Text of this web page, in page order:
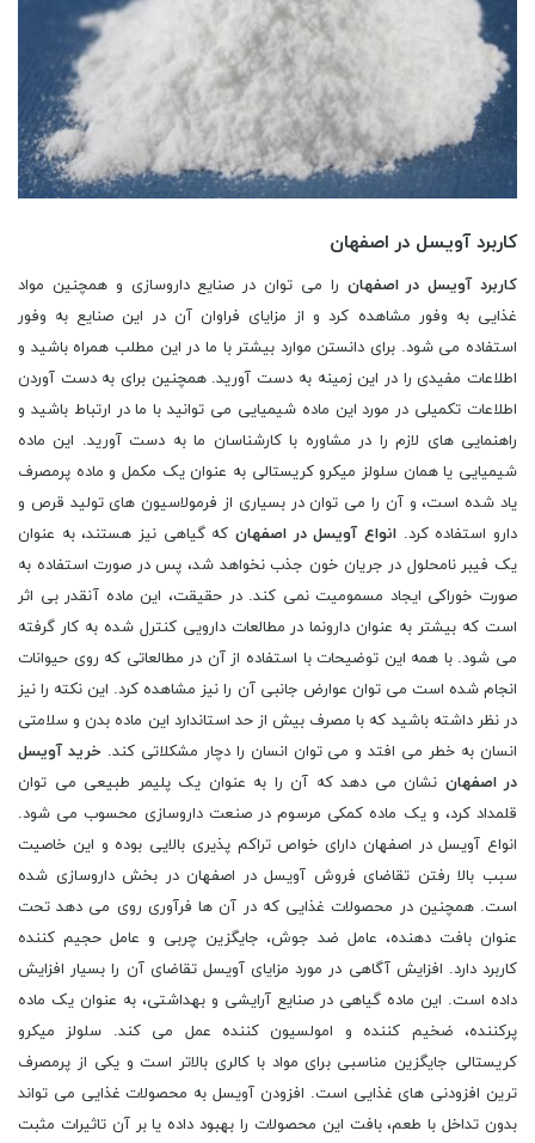
کاربرد آویسل در اصفهان
کاربرد آویسل در اصفهان را می توان در صنایع داروسازی و همچنین مواد
غذایی به وفور مشاهده کرد و از مزایای فراوان آن در این صنایع به وفور
استفاده می شود. برای دانستن موارد بیشتر با ما در این مطلب همراه باشید و
اطلاعات مفیدی را در این زمینه به دست آورید. همچنین برای به دست آوردن
اطلاعات تکمیلی در مورد این ماده شیمیایی می توانید با ما در ارتباط باشید و
راهنمایی های لازم را در مشاوره با کارشناسان ما به دست آورید. این ماده
شیمیایی یا همان سلولز میکرو کریستالی به عنوان یک مکمل و ماده پرمصرف
یاد شده است، و آن را می توان در بسیاری از فرمولاسیون های تولید قرص و
دارو استفاده کرد. انواع آویسل در اصفهان که گیاهی نیز هستند، به عنوان
یک فیبر نامحلول در جریان خون جذب نخواهد شد، پس در صورت استفاده به
صورت خوراکی ایجاد مسمومیت نمی کند. در حقیقت، این ماده آنقدر بی اثر
است که بیشتر به عنوان دارونما در مطالعات دارویی کنترل شده به کار گرفته
می شود. با همه این توضیحات با استفاده از آن در مطالعاتی که روی حیوانات
انجام شده است می توان عوارض جانبی آن را نیز مشاهده کرد. این نکته را نیز
در نظر داشته باشید که با مصرف بیش از حد استاندارد این ماده بدن و سلامتی
انسان به خطر می افتد و می توان انسان را دچار مشکلاتی کند. خرید آویسل
در اصفهان نشان می دهد که آن را به عنوان یک پلیمر طبیعی می توان
قلمداد کرد، و یک ماده کمکی مرسوم در صنعت داروسازی محسوب می شود.
انواع آویسل در اصفهان دارای خواص تراکم پذیری بالایی بوده و این خاصیت
سبب بالا رفتن تقاضای فروش آویسل در اصفهان در بخش داروسازی شده
است. همچنین در محصولات غذایی که در آن ها فرآوری روی می دهد تحت
عنوان بافت دهنده، عامل ضد جوش، جایگزین چربی و عامل حجیم کننده
کاربرد دارد. افزایش آگاهی در مورد مزایای آویسل تقاضای آن را بسیار افزایش
داده است. این ماده گیاهی در صنایع آرایشی و بهداشتی، به عنوان یک ماده
پرکننده، ضخیم کننده و امولسیون کننده عمل می کند. سلولز میکرو
کریستالی جایگزین مناسبی برای مواد با کالری بالاتر است و یکی از پرمصرف
ترین افزودنی های غذایی است. افزودن آویسل به محصولات غذایی می تواند
بدون تداخل با طعم، بافت این محصولات را بهبود داده یا بر آن تاثیرات مثبت